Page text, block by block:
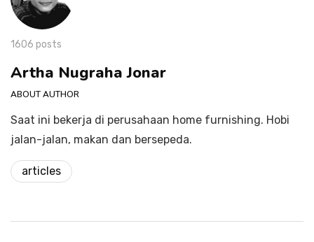
1606 posts
Artha Nugraha Jonar
ABOUT AUTHOR
Saat ini bekerja di perusahaan home furnishing. Hobi
jalan-jalan, makan dan bersepeda.
articles